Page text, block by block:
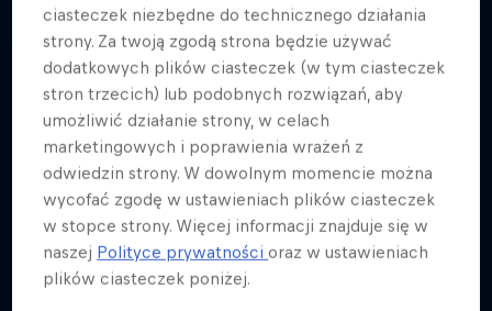
ciasteczek niezbędne do technicznego działania
strony. Za twoją zgodą strona będzie używać
dodatkowych plików ciasteczek (w tym ciasteczek
stron trzecich) lub podobnych rozwiązań, aby
umożliwić działanie strony, w celach
marketingowych i poprawienia wrażeń z
odwiedzin strony. W dowolnym momencie można
wycofać zgodę w ustawieniach plików ciasteczek
w stopce strony. Więcej informacji znajduje się w
naszej Polityce prywatnościoraz w ustawieniach
plików ciasteczek poniżej.